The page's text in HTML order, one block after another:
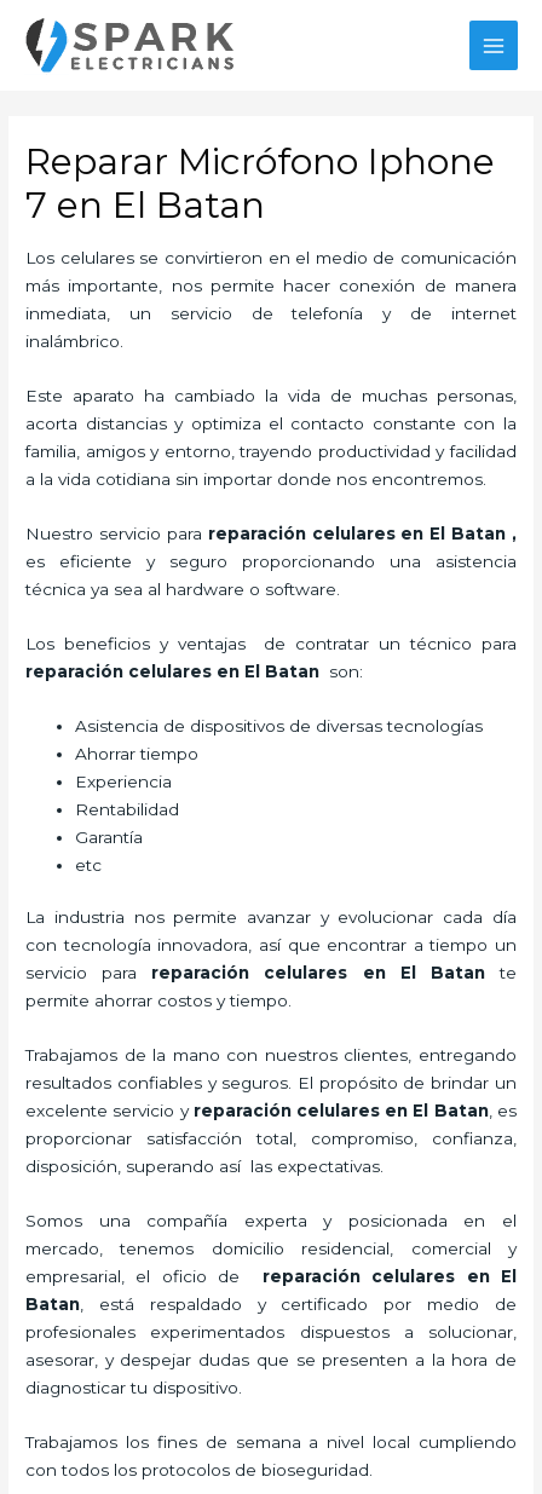
contenido
Reparar Micrófono Iphone
7 en El Batan
Los celulares se convirtieron en el medio de comunicación
más importante, nos permite hacer conexión de manera
inmediata, un servicio de telefonía y de internet
inalámbrico.
Este aparato ha cambiado la vida de muchas personas,
acorta distancias y optimiza el contacto constante con la
familia, amigos y entorno, trayendo productividad y facilidad
a la vida cotidiana sin importar donde nos encontremos.
Nuestro servicio para reparación celulares en El Batan ,
es eficiente y seguro proporcionando una asistencia
técnica ya sea al hardware o software.
Los beneficios y ventajas de contratar un técnico para
reparación celulares en El Batan son:
Asistencia de dispositivos de diversas tecnologías
Ahorrar tiempo
Experiencia
Rentabilidad
Garantía
etc
La industria nos permite avanzar y evolucionar cada día
con tecnología innovadora, así que encontrar a tiempo un
servicio para reparación celulares en El Batante
permite ahorrar costos y tiempo.
Trabajamos de la mano con nuestros clientes, entregando
resultados confiables y seguros. El propósito de brindar un
excelente servicio y reparación celulares en El Batan, es
proporcionar satisfacción total, compromiso, confianza,
disposición, superando así las expectativas.
Somos una compañía experta y posicionada en el
mercado, tenemos domicilio residencial, comercial y
empresarial, el oficio de reparación celulares en El
Batan , está respaldado y certificado por medio de
profesionales experimentados dispuestos a solucionar,
asesorar, y despejar dudas que se presenten a la hora de
diagnosticar tu dispositivo.
Trabajamos los fines de semana a nivel local cumpliendo
con todos los protocolos de bioseguridad.